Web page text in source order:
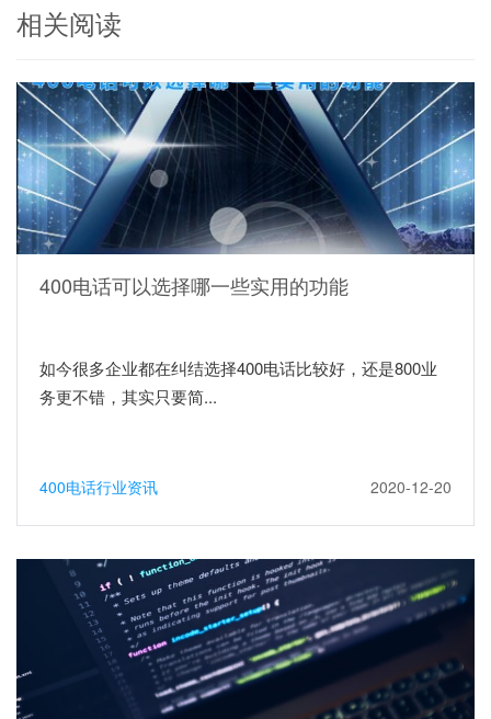
相关阅读
400电话可以选择哪一些实用的功能
如今很多企业都在纠结选择400电话比较好，还是800业
务更不错，其实只要简...
400电话行业资讯 2020-12-20